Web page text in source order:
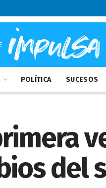
POLÍTICA SUCESOS
del